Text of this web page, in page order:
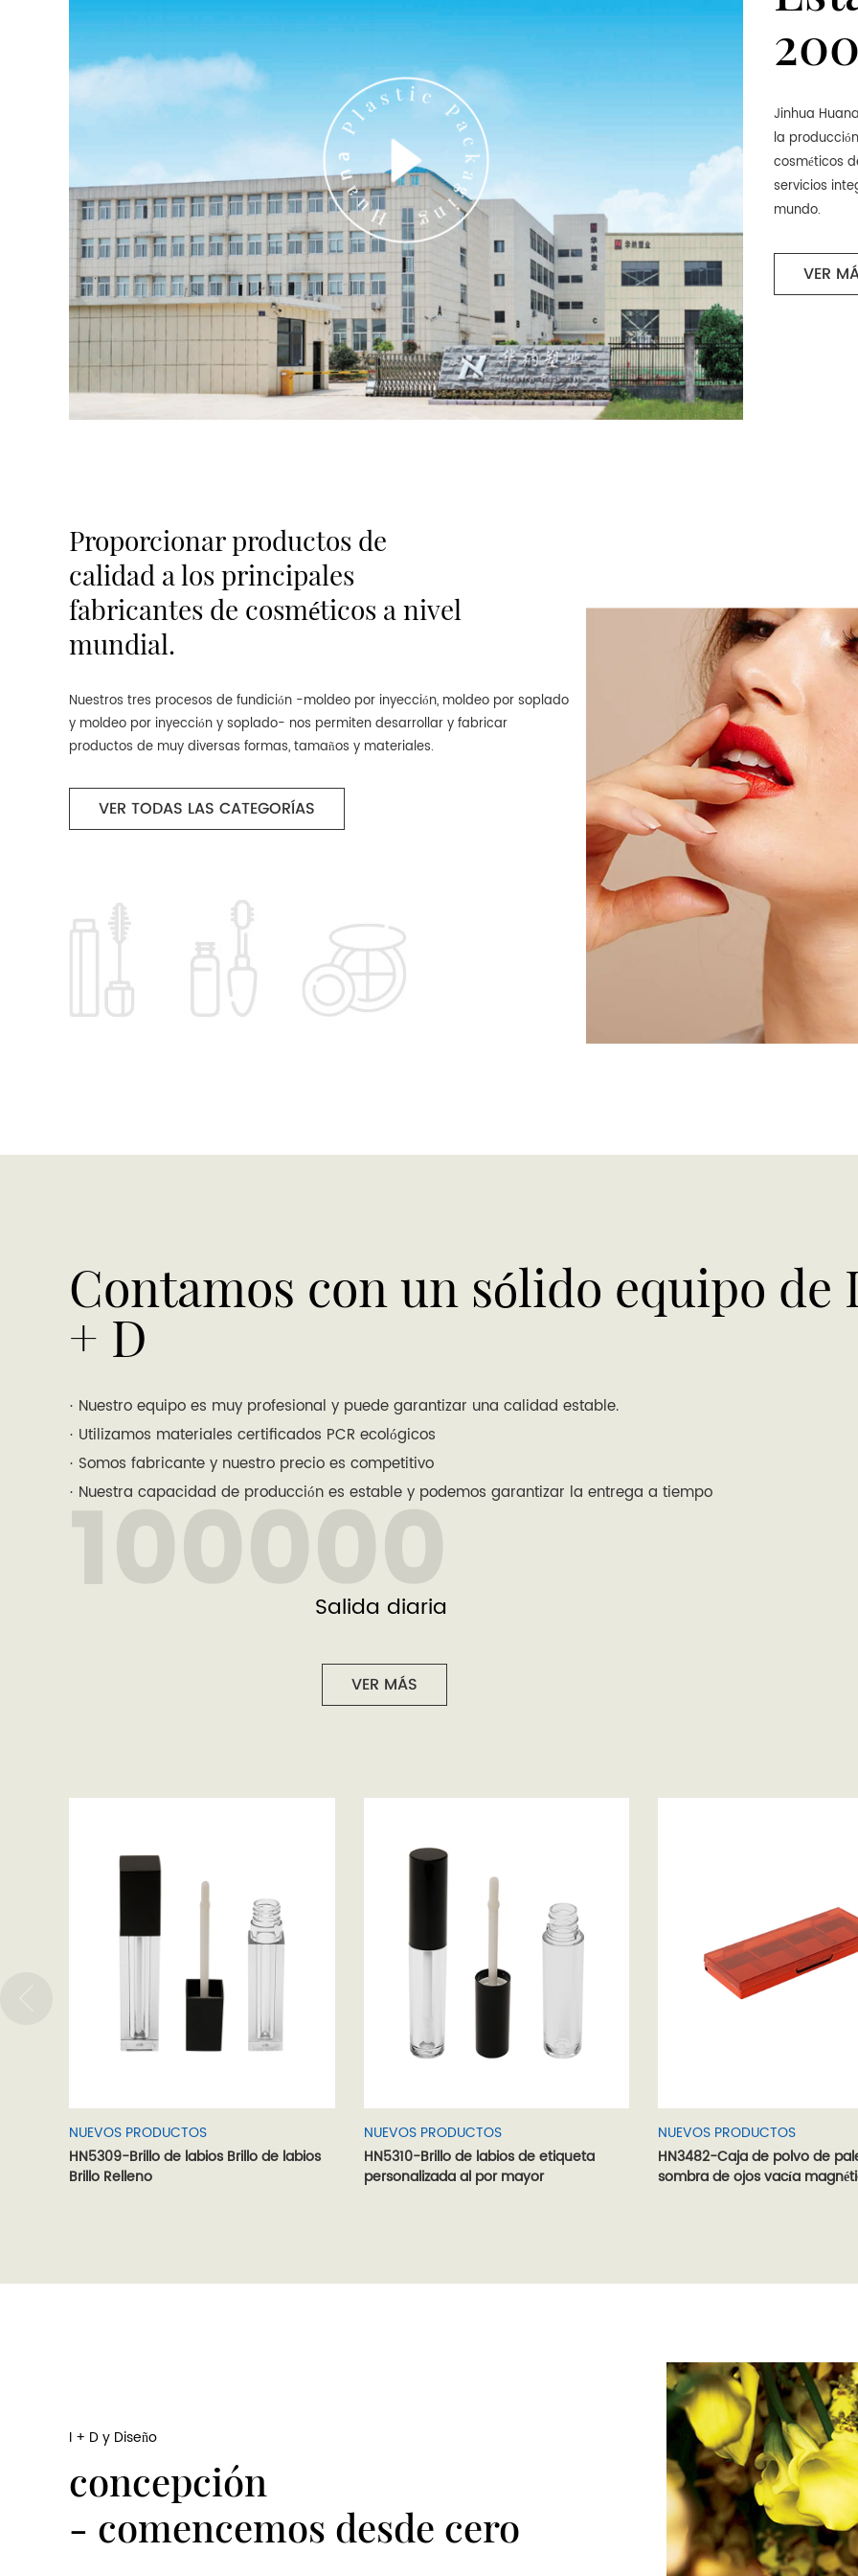
Jinhua
la
cosméticos
servicios
mundo.
VER
Proporcionar productos de
calidad a los principales
fabricantes de cosméticos a nivel
mundial.
Nuestros tres procesos de fundición -moldeo por inyección, moldeo por soplado
y moldeo por inyección y soplado- nos permiten desarrollar y fabricar
productos de muy diversas formas, tamaños y materiales.
VER TODAS LAS CATEGORÍAS
Contamos con un sólido equipo de
+ D
· Nuestro equipo es muy profesional y puede garantizar una calidad estable.
· Utilizamos materiales certificados PCR ecológicos
· Somos fabricante y nuestro precio es competitivo
· Nuestra capacidad de producción es estable y podemos garantizar la entrega a tiempo
100000
Salida diaria
VER MÁS
NUEVOS PRODUCTOS
HN5309-Brillo de labios Brillo de labios
Brillo Relleno
NUEVOS PRODUCTOS
HN5310-Brillo de labios de etiqueta
personalizada al por mayor
NUEVOS PRODUCTOS
HN3482-Caja de polvo de
sombra de ojos vacía
I + D y Diseño
concepción
- comencemos desde cero